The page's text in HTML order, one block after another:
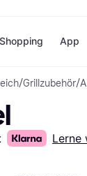
Zahlungsmethoden
Bezahle in 3
Teilzahlungen
Shopping App
/Grillzubehör/
Lerne